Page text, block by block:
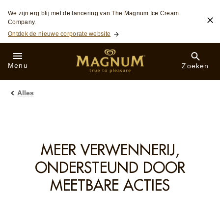
Skip to:
We zijn erg blij met de lancering van The Magnum Ice Cream
Company.
Ontdek de nieuwe corporate website
Menu Zoeken
Alles
MEER VERWENNERIJ,
ONDERSTEUND DOOR
MEETBARE ACTIES